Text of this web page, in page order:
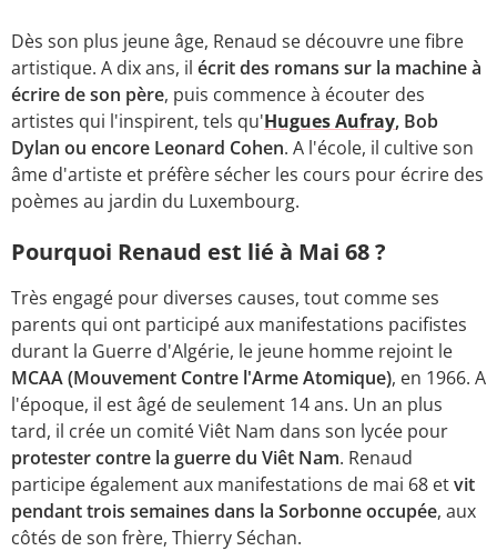
Dès son plus jeune âge, Renaud se découvre une fibre
artistique. A dix ans, il écrit des romans sur la machine à
écrire de son père, puis commence à écouter des
artistes qui l'inspirent, tels qu'Hugues Aufray, Bob
Dylan ou encore Leonard Cohen. A l'école, il cultive son
âme d'artiste et préfère sécher les cours pour écrire des
poèmes au jardin du Luxembourg.
Pourquoi Renaud est lié à Mai 68 ?
Très engagé pour diverses causes, tout comme ses
parents qui ont participé aux manifestations pacifistes
durant la Guerre d'Algérie, le jeune homme rejoint le
MCAA (Mouvement Contre l'Arme Atomique), en 1966. A
l'époque, il est âgé de seulement 14 ans. Un an plus
tard, il crée un comité Viêt Nam dans son lycée pour
protester contre la guerre du Viêt Nam. Renaud
participe également aux manifestations de mai 68 etvit
pendant trois semaines dans la Sorbonne occupée, aux
côtés de son frère, Thierry Séchan.